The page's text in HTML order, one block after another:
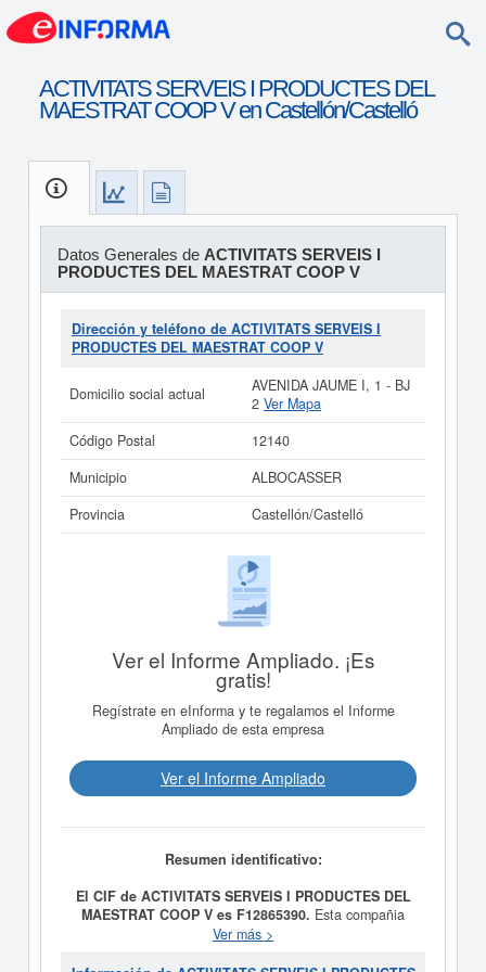
ACTIVITATS SERVEIS I PRODUCTES DEL
MAESTRAT COOP V en Castellón/Castelló
Datos Generales de ACTIVITATS SERVEIS I
PRODUCTES DEL MAESTRAT COOP V
Dirección y teléfono de ACTIVITATS SERVEIS I
PRODUCTES DEL MAESTRAT COOP V
Domicilio social actual
AVENIDA JAUME I, 1 - BJ
2 Ver Mapa
Código Postal
12140
Municipio
ALBOCASSER
Provincia
Castellón/Castelló
Ver el Informe Ampliado. ¡Es
gratis!
Regístrate en eInforma y te regalamos el Informe
Ampliado de esta empresa
Ver el Informe Ampliado
Resumen identificativo:
El CIF de ACTIVITATS SERVEIS I PRODUCTES DEL
MAESTRAT COOP V es F12865390. Esta compañia
tiene como finalidad social Comercio al por menor de
todo tipo de productos en establecimiento permanente,
Ver más >